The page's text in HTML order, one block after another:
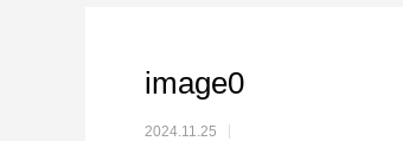
image0
2024.11.25